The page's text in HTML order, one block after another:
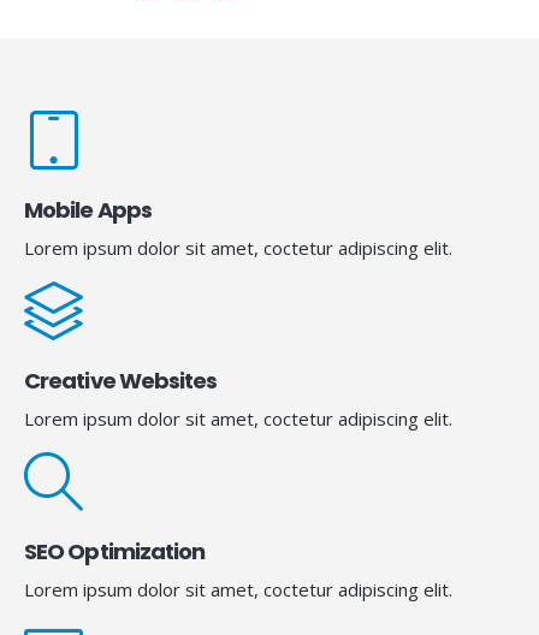
Mobile Apps
Lorem ipsum dolor sit amet, coctetur adipiscing elit.
Creative Websites
Lorem ipsum dolor sit amet, coctetur adipiscing elit.
SEO Optimization
Lorem ipsum dolor sit amet, coctetur adipiscing elit.